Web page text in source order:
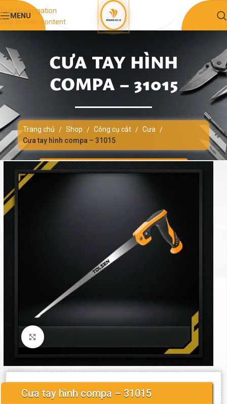
Skip to navigation
Skip to main content
MENU
CƯA TAY HÌNH
COMPA – 31015
Trang chủ / Shop / Công cụ cắt / Cưa /
Cưa tay hình compa – 31015
Click to enlarge
Cưa tay hình compa – 31015